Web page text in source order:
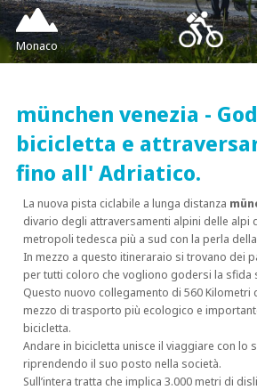
Monaco
münchen venezia -
bicicletta e
fino all' Adriatico.
La nuova pista ciclabile a lunga distanza
divario degli attraversamenti alpini delle alpi
metropoli tedesca più a sud con la perla
In mezzo a questo itineraraio si trovano dei
per tutti coloro che vogliono godersi la sfida
Questo nuovo collegamento di 560 Kilometri
mezzo di trasporto più ecologico e
bicicletta.
Andare in bicicletta unisce il viaggiare con lo
riprendendo il suo posto nella società.
Sull’intera tratta che implica 3.000 metri di